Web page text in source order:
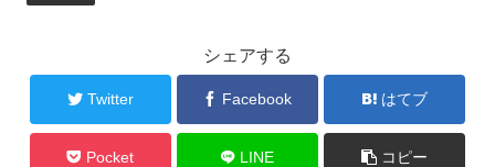
シェアする
Twitter Facebook はてブ
Pocket LINE コピー